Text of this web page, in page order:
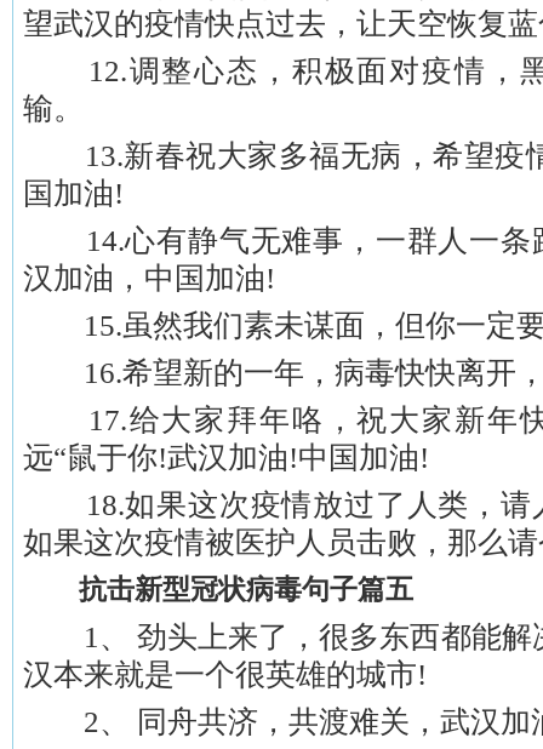
望武汉的疫情快点过去，让天空恢复
12.调整心态，积极面对疫情，
输。
13.新春祝大家多福无病，希望疫
国加油!
14.心有静气无难事，一群人一条
汉加油，中国加油!
15.虽然我们素未谋面，但你一定
16.希望新的一年，病毒快快离开
17.给大家拜年咯，祝大家新年
远“鼠于你!武汉加油!中国加油!
18.如果这次疫情放过了人类，请
如果这次疫情被医护人员击败，那么
抗击新型冠状病毒句子篇五
1、 劲头上来了，很多东西都能解
汉本来就是一个很英雄的城市!
2、 同舟共济，共渡难关，武汉加